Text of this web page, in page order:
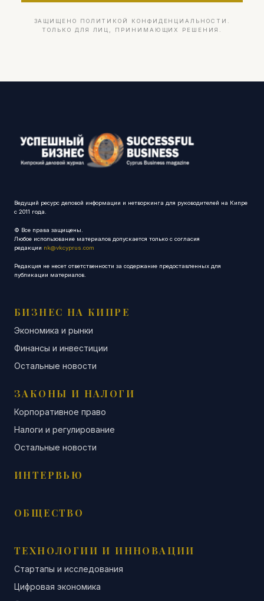
ЗАЩИЩЕНО ПОЛИТИКОЙ КОНФИДЕНЦИАЛЬНОСТИ.
ТОЛЬКО ДЛЯ ЛИЦ, ПРИНИМАЮЩИХ РЕШЕНИЯ.
Ведущий ресурс деловой информации и нетворкинга для руководителей на Кипре
с 2011 года.
© Все права защищены.
Любое использование материалов допускается только с согласия
редакции nk@vkcyprus.com
Редакция не несет ответственности за содержание предоставленных для
публикации материалов.
БИЗНЕС НА КИПРЕ
Экономика и рынки
Финансы и инвестиции
Остальные новости
ЗАКОНЫ И НАЛОГИ
Корпоративное право
Налоги и регулирование
Остальные новости
ИНТЕРВЬЮ
ОБЩЕСТВО
ТЕХНОЛОГИИ И ИННОВАЦИИ
Стартапы и исследования
Цифровая экономика